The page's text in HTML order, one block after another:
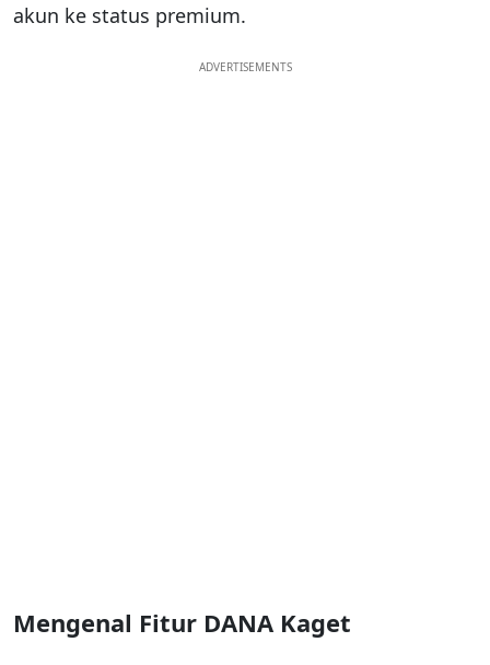
akun ke status premium.
ADVERTISEMENTS
Mengenal Fitur DANA Kaget